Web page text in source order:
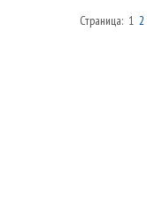
Страница: 1 2